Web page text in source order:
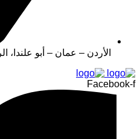
الأردن – عمان – أبو
Facebook-f